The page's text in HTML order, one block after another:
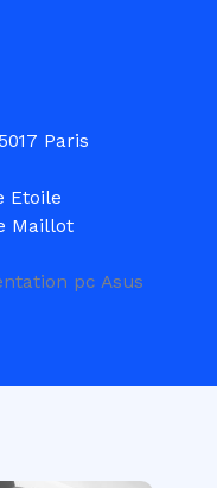
Paris
Etoile
Maillot